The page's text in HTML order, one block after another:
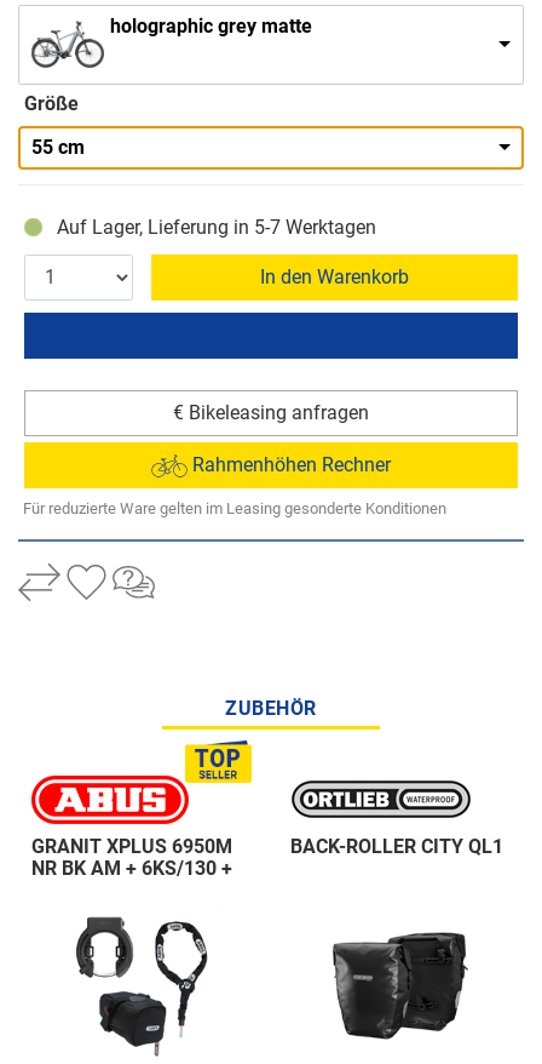
holographic grey matte
Größe
55 cm
Auf Lager, Lieferung in 5-7 Werktagen
In den Warenkorb
€ Bikeleasing anfragen
Rahmenhöhen Rechner
Für reduzierte Ware gelten im Leasing gesonderte Konditionen
ZUBEHÖR
GRANIT XPLUS 6950M
NR BK AM + 6KS/130 +
BACK-ROLLER CITY QL1